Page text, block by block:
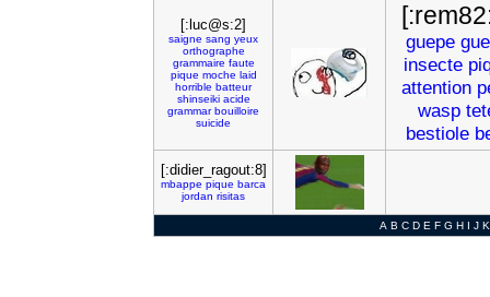
[:luc@s:2]
saigne sang yeux
orthographe
grammaire faute
pique moche laid
horrible batteur
shinseiki acide
grammar bouilloire
suicide
guepe
insecte
attention
wasp
bestiole
[:didier_ragout:8]
mbappe pique barca
jordan risitas
A B C D E F G H I J K